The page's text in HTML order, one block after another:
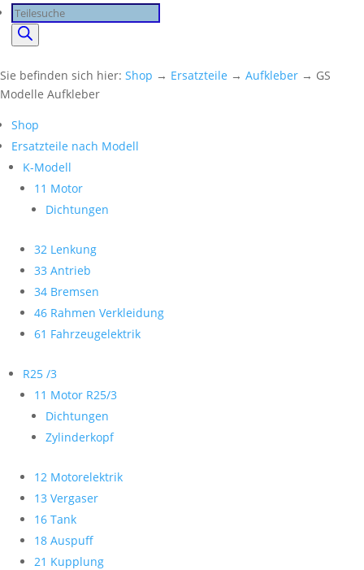
Products
search
Sie befinden sich hier: Shop → Ersatzteile → Aufkleber → GS
Modelle Aufkleber
Shop
Ersatzteile nach Modell
K-Modell
11 Motor
Dichtungen
32 Lenkung
33 Antrieb
34 Bremsen
46 Rahmen Verkleidung
61 Fahrzeugelektrik
R25 /3
11 Motor R25/3
Dichtungen
Zylinderkopf
12 Motorelektrik
13 Vergaser
16 Tank
18 Auspuff
21 Kupplung